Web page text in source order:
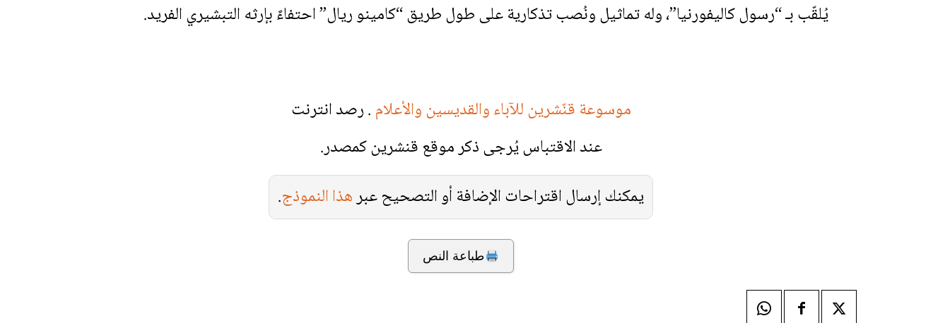
يُلقّب بـ “رسول كاليفورنيا”، وله تماثيل ونُصب تذكارية على طول طريق “كامينو ريال” احتفاءً بإرثه التبشيري الفريد.
موسوعة قنّشرين للآباء والقديسين والأعلام. رصد انترنت
عند الاقتباس يُرجى ذكر موقع قنشرين كمصدر.
يمكنك إرسال اقتراحات الإضافة أو التصحيح عبرهذا النموذج.
طباعة النص